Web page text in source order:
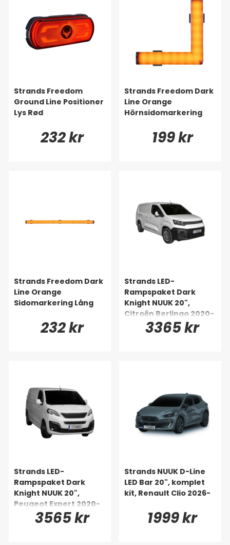
Strands Freedom
Ground Line Positioner
Lys Rød
232 kr
Strands Freedom Dark
Line Orange
Hörnsidomarkering
199 kr
Strands Freedom Dark
Line Orange
Sidomarkering Lång
232 kr
Strands LED-
Rampspaket Dark
Knight NUUK 20",
Citroën Berlingo 2020-
3365 kr
Strands LED-
Rampspaket Dark
Knight NUUK 20",
Peugeot Expert 2020-
3565 kr
Strands NUUK D-Line
LED Bar 20", komplet
kit, Renault Clio 2026-
1999 kr